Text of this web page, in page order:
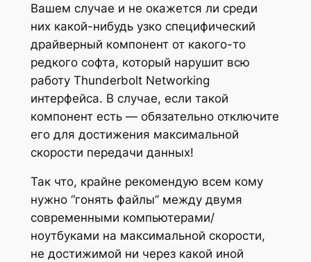
Вашем случае и не окажется ли среди
них какой-нибудь узко специфический
драйверный компонент от какого-то
редкого софта, который нарушит всю
работу Thunderbolt Networking
интерфейса. В случае, если такой
компонент есть — обязательно отключите
его для достижения максимальной
скорости передачи данных!
Так что, крайне рекомендую всем кому
нужно “гонять файлы” между двумя
современными компьютерами/
ноутбуками на максимальной скорости,
не достижимой ни через какой иной